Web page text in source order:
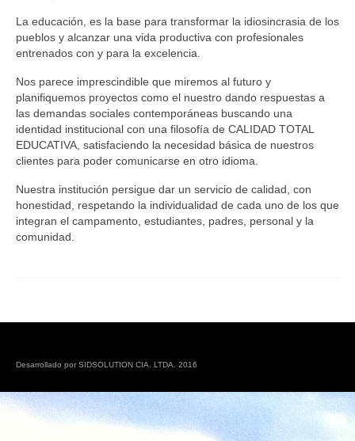
La educación, es la base para transformar la idiosincrasia de los
pueblos y alcanzar una vida productiva con profesionales
entrenados con y para la excelencia.
Nos parece imprescindible que miremos al futuro y
planifiquemos proyectos como el nuestro dando respuestas a
las demandas sociales contemporáneas buscando una
identidad institucional con una filosofía de CALIDAD TOTAL
EDUCATIVA, satisfaciendo la necesidad básica de nuestros
clientes para poder comunicarse en otro idioma.
Nuestra institución persigue dar un servicio de calidad, con
honestidad, respetando la individualidad de cada uno de los que
integran el campamento, estudiantes, padres, personal y la
comunidad.
Desarrollado por SIDSOLUTION CIA. LTDA. 2016